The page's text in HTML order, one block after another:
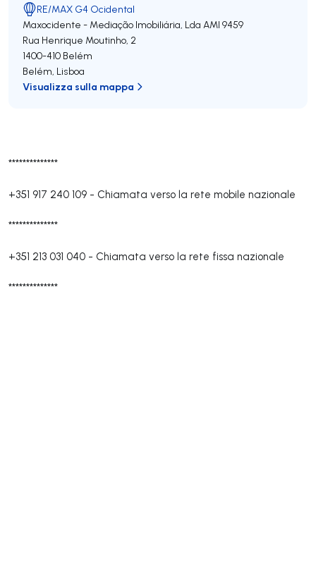
**************
+351 917 240 109 - Chiamata verso la rete mobile nazionale
**************
+351 213 031 040 - Chiamata verso la rete fissa nazionale
**************
RE/MAX G4 Ocidental
Maxocidente - Mediação Imobiliária, Lda AMI 9459
Rua Henrique Moutinho, 2
1400-410 Belém
Belém, Lisboa
Visualizza sulla mappa